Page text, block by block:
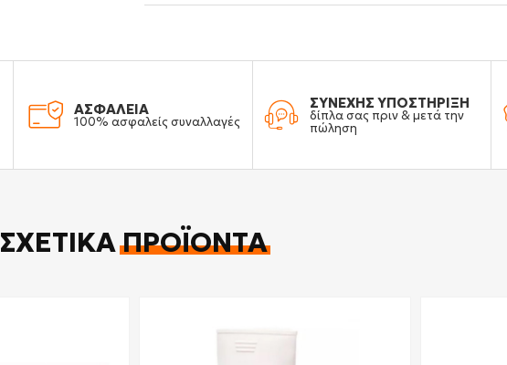
ΑΣΦΑΛΕΙΑ
100% ασφαλείς συναλλαγές
ΣΥΝΕΧΗΣ ΥΠΟΣΤΗΡΙΞΗ
δίπλα σας πριν & μετά την
πώληση
ΣΧΕΤΙΚΆΠΡΟΪΌΝΤΑ